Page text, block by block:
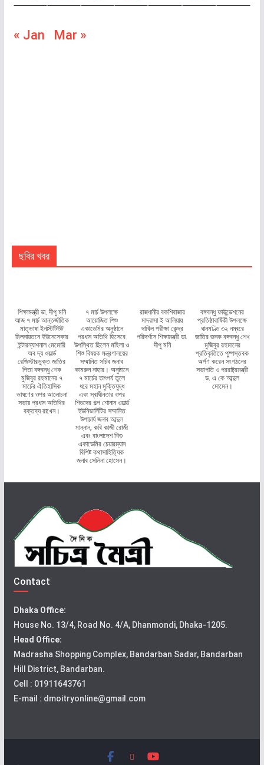
« Jan Mar »
ছবির খবর
শিক্ষামন্ত্রী ডা. দীপু মনি
আজ ৭ মার্চ আন্তর্জাতিক
মাতৃভাষা ইনস্টিটিউট
মিলনায়তনে ইউনেস্কোর
ইন্টারন্যাশনাল মেমোরি
অব দ্য ওয়ার্ল্ড
রেজিস্টারভুক্ত জাতির
পিতা বঙ্গবন্ধু শেক
মুজিবুর রহমানের ৭
মার্চের ঐতিহাসিক
ভাষণের ওপর আলোচনা
সভায় প্রধান অতিথির
বক্তব্য রাখেন।
৭ মার্চ উপলক্ষে
আয়োজিত শিশু
একাডেমির অনুষ্ঠানে
প্রধান অতিথি হিসেবে
উপস্থিত ছিলেন মহিলা ও
শিশু বিষয়ক মন্ত্রণালয়ের
সম্মানিত সচিব জনাব
কামরুন নাহার। অনুষ্ঠানে
৭ মার্চের তাৎপর্য তুলে
ধরে মহান মুক্তিযুদ্ধ
এবং স্বাধীনতার ওপর
শিশুদের গল্প শোনান ওয়ার্ল্ড
ইউনিভার্সিটির সম্মানিত
উপাচার্য জনাব আব্দুল
মান্নান, কবি কাজী রোজী
এবং বাংলাদেশ শিশু
একাডেমির চেয়ারম্যান
বিশিষ্ট কথাসাহিত্যিক
জনাব সেলিনা হোসেন।
রাজধানীর বকশিবাজার
মাদরাসা ই আলিয়ায়
দাখিল পরীক্ষা কেন্দ্র
পরিদর্শনে শিক্ষামন্ত্রী ডা.
দীপু মনি
বঙ্গবন্ধু ফাউন্ডেশনের
প্রতিষ্ঠাবার্ষিকী উপলক্ষে
ধানমণ্ডি ৩২ নম্বরে
জাতির জনক বঙ্গবন্ধু শেখ
মুজিবুর রহমানের
প্রতিকৃতিতে পুষ্পস্তবক
অর্পণ করেন সংগঠনের
সভাপতি ও পররাষ্ট্রমন্ত্রী
ড. এ কে আব্দুল
মোমেন।
Contact
Dhaka Office:
House No. 13/4, Road No. 4/A, Dhanmondi, Dhaka-1205.
Head Office:
Madrasha Shopping Complex, Bandarban Sadar, Bandarban
Hill District, Bandarban.
Cell : 01911643761
E-mail : dmoitryonline@gmail.com